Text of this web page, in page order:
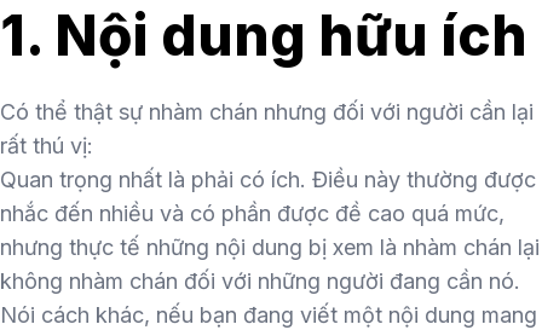
1. Nội dung hữu ích
Có thể thật sự nhàm chán nhưng đối với người cần lại
rất thú vị:
Quan trọng nhất là phải có ích. Điều này thường được
nhắc đến nhiều và có phần được đề cao quá mức,
nhưng thực tế những nội dung bị xem là nhàm chán lại
không nhàm chán đối với những người đang cần nó.
Nói cách khác, nếu bạn đang viết một nội dung mang